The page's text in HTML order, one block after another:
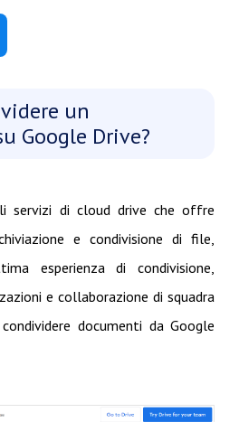
un
Google Drive?
servizi di cloud drive che offre
e condivisione di file,
esperienza di condivisione,
e collaborazione di squadra
documenti da Google